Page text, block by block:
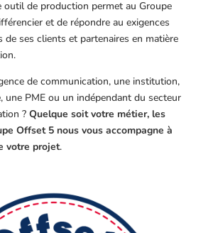
outil de production permet au Groupe
et de répondre au exigences
de ses clients et partenaires en matière
de communication, une institution,
une PME ou un indépendant du secteur
? Quelque soit votre métier, les
Offset 5 nous vous accompagne à
votre projet.